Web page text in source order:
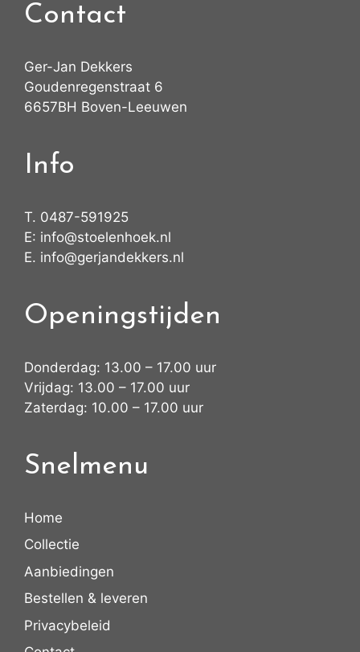
Contact
Ger-Jan Dekkers
Goudenregenstraat 6
6657BH Boven-Leeuwen
Info
T. 0487-591925
E: info@stoelenhoek.nl
E. info@gerjandekkers.nl
Openingstijden
Donderdag: 13.00 – 17.00 uur
Vrijdag: 13.00 – 17.00 uur
Zaterdag: 10.00 – 17.00 uur
Snelmenu
Home
Collectie
Aanbiedingen
Bestellen & leveren
Privacybeleid